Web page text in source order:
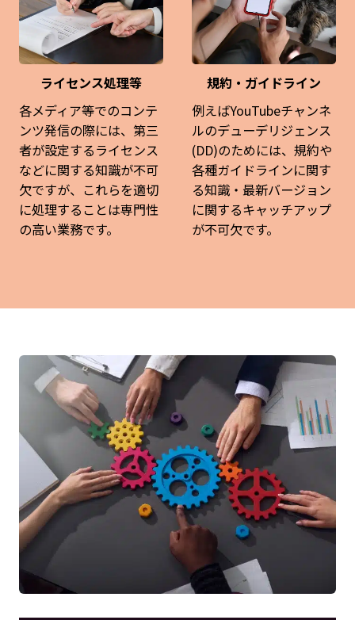
ライセンス処理等
各メディア等でのコンテ
ンツ発信の際には、第三
者が設定するライセンス
などに関する知識が不可
欠ですが、これらを適切
に処理することは専門性
の高い業務です。
規約・ガイドライン
例えばYouTubeチャンネ
ルのデューデリジェンス
(DD)のためには、規約や
各種ガイドラインに関す
る知識・最新バージョン
に関するキャッチアップ
が不可欠です。